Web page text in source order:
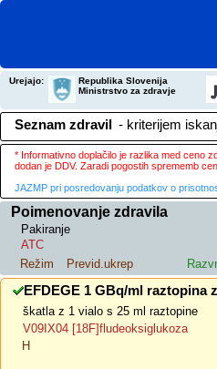
Urejajo:
Republika Slovenija
Ministrstvo za zdravje
Seznam zdravil - kriterijem
* Informativno doplačilo je razlika med ceno
dodan je DDV. Zaradi pogostih sprememb
JAZMP pri posredovanju podatkov o
Poimenovanje zdravila
Pakiranje
ATC
Režim
Previd.ukrep
EFDEGE 1 GBq/ml raztopina
škatla z 1 vialo s 25 ml raztopine
V09IX04 [18F]fludeoksiglukoza
H